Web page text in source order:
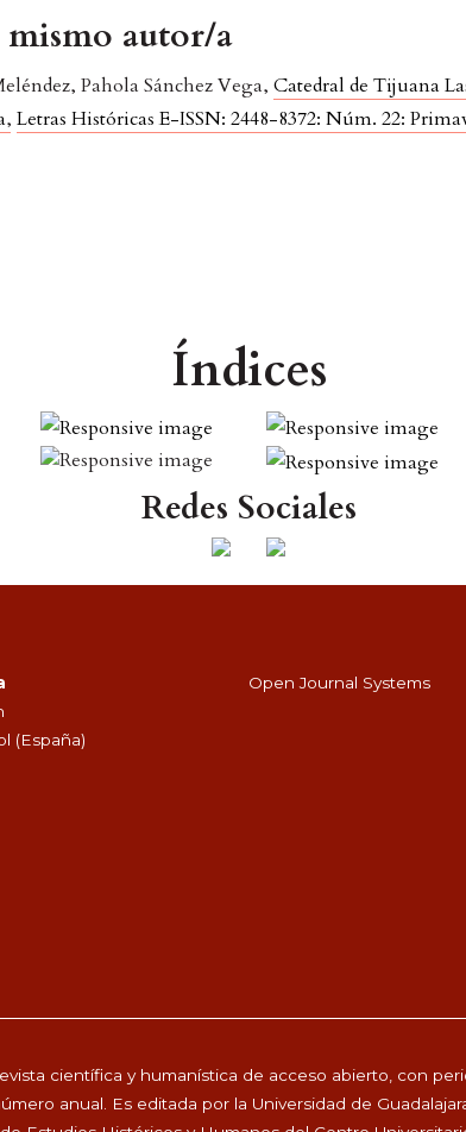
mismo autor/a
Pahola Sánchez Vega,Catedral de Tijuana
,Letras Históricas E-ISSN: 2448-8372: Núm. 22:
Índices
Redes Sociales
(España)
Open Journal Systems
científica y humanística de acceso abierto, con
anual. Es editada por la Universidad de